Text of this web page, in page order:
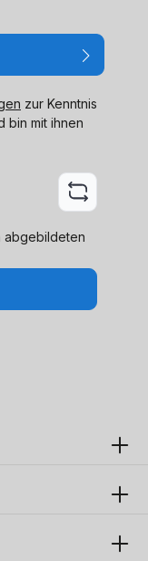
zur Kenntnis
bin mit ihnen
abgebildeten